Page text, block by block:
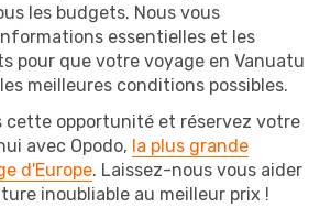
les budgets. Nous vous
essentielles et les
pour que votre voyage en Vanuatu
meilleures conditions possibles.
cette opportunité et réservez votre
avec Opodo, la plus grande
d'Europe. Laissez-nous vous aider
inoubliable au meilleur prix !